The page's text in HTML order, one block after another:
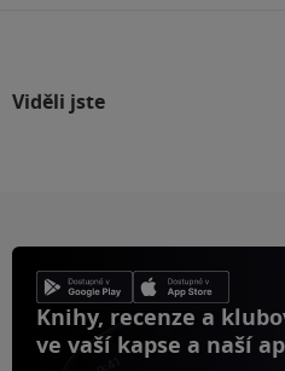
Viděli jste
Knihy, recenze a
ve vaší kapse a naší